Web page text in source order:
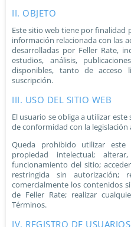
II. OBJETO
Este sitio web tiene por finalidad
información relacionada con las
desarrolladas por Feller Rate,
estudios, análisis,
disponibles, tanto de
suscripción.
III. USO DEL SITIO WEB
El usuario se obliga a utilizar
de conformidad con la
Queda prohibido utilizar
propiedad intelectual;
funcionamiento del sitio;
restringida sin autorización;
comercialmente los contenidos
de Feller Rate; realizar
Términos.
IV. REGISTRO DE USUARIOS